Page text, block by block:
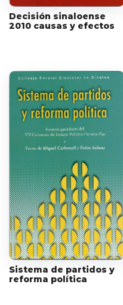
Decisión sinaloense
2010 causas y efectos
Sistema de partidos y
reforma política